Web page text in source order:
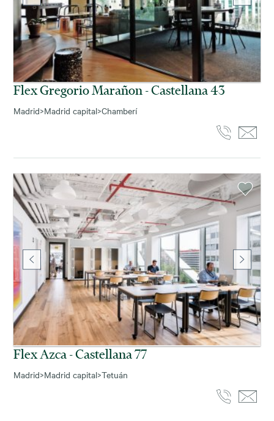
Flex Gregorio Marañon - Castellana 43
Madrid>Madrid capital>Chamberí
Flex Azca - Castellana 77
Madrid>Madrid capital>Tetuán